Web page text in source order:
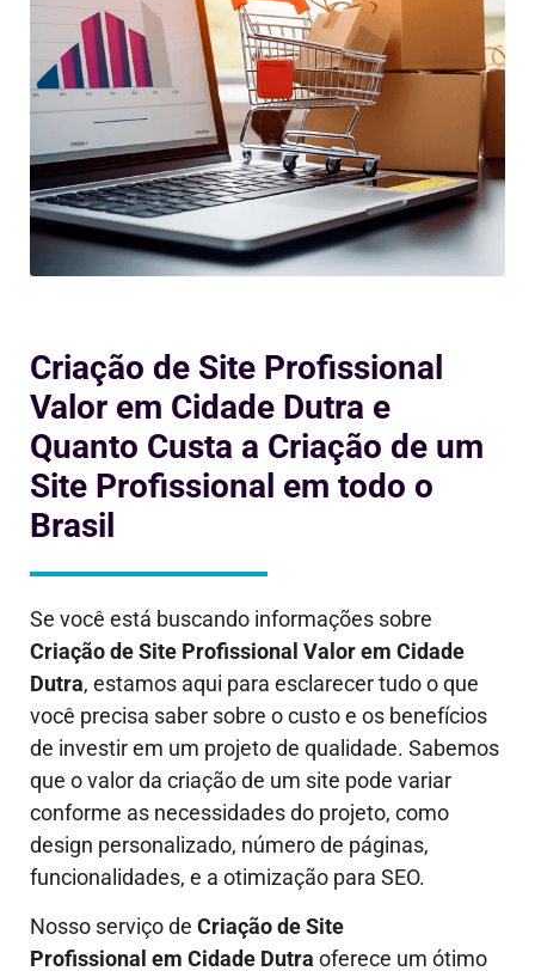
Criação de Site Profissional
Valor em Cidade Dutra e
Quanto Custa a Criação de um
Site Profissional em todo o
Brasil
Se você está buscando informações sobre
Criação de Site Profissional Valor em Cidade
Dutra, estamos aqui para esclarecer tudo o que
você precisa saber sobre o custo e os benefícios
de investir em um projeto de qualidade. Sabemos
que o valor da criação de um site pode variar
conforme as necessidades do projeto, como
design personalizado, número de páginas,
funcionalidades, e a otimização para SEO.
Nosso serviço de Criação de Site
Profissional em Cidade Dutra oferece um ótimo